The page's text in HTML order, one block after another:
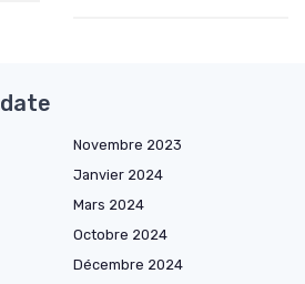
Novembre 2023
Janvier 2024
Mars 2024
Octobre 2024
Décembre 2024